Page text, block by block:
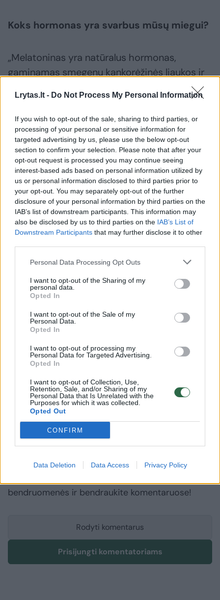
Lrytas.lt - Do Not Process My Personal Information
If you wish to opt-out of the sale, sharing to third parties, or
processing of your personal or sensitive information for
targeted advertising by us, please use the below opt-out
section to confirm your selection. Please note that after your
opt-out request is processed you may continue seeing
interest-based ads based on personal information utilized by
us or personal information disclosed to third parties prior to
your opt-out. You may separately opt-out of the further
disclosure of your personal information by third parties on the
IAB’s list of downstream participants. This information may
also be disclosed by us to third parties on the IAB’s List of
Downstream Participants that may further disclose it to other
Personal Data Processing Opt Outs
I want to opt-out of the Sharing of my
personal data.
Opted In
I want to opt-out of the Sale of my
Personal Data.
Opted In
I want to opt-out of processing my
Personal Data for Targeted Advertising.
Opted In
I want to opt-out of Collection, Use,
Retention, Sale, and/or Sharing of my
Personal Data that Is Unrelated with the
Purposes for which it was collected.
Opted Out
CONFIRM
Data Deletion Data Access Privacy Policy
Koks hormonas yra svarbus mūsų miegui?
„Melatoninas yra natūralus hormonas,
gaminamas smegenų kankorėžinės liaukos ir
aplinka tampa tamsi, organizmas natūraliai
pradeda gaminti melatoniną, kuris mums
signalizuoja, kad laikas ruoštis miegui. Tačiau
dėl šiuolaikinio gyvenimo būdo, įskaitant per
ilgas valandas vakare prie ekranų, melatonino
gamyba gali sutrikti“, – pasakoja vaistininkė
G. Kruopytė.
Kartais vien miego režimo sutvarkymas ir
išmaniųjų įrenginių ekranų atsisakymas
ilgiau susidūrus su sunkumais, galima
išbandyti melatonino maisto papildus.
Juos rekomenduojama vartoti 1 valandą prieš
miegą. Tai gali padėti kenčiant nuo nemigos
ar kitų sunkumų, taip pat staiga po skrydžių
pasikeitus laiko juostai.
vaistininkė melatoninas Hipertenzija Rodyti daugiau žymių
Komentuoti po šiuo straipsniu
Komentuoti gali tik Lrytas registruoti vartotojai.
bendruomenės ir bendraukite komentaruose!
Rodyti komentarus
Prisijungti komentatoriams